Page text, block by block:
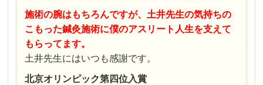
施術の腕はもちろんですが、土井先生の気持ちの
こもった鍼灸施術に僕のアスリート人生を支えて
もらってます。
土井先生にはいつも感謝です。
北京オリンピック第四位入賞